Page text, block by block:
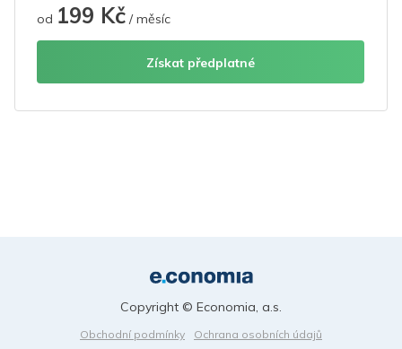
od 199 Kč / měsíc
Získat předplatné
Obchodní podmínky
Ochrana osobních údajů
Copyright © Economia, a.s.